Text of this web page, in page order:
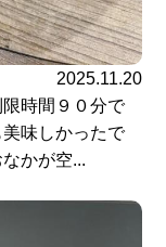
2025.11.20
時間９０分で
味しかったで
かが空...